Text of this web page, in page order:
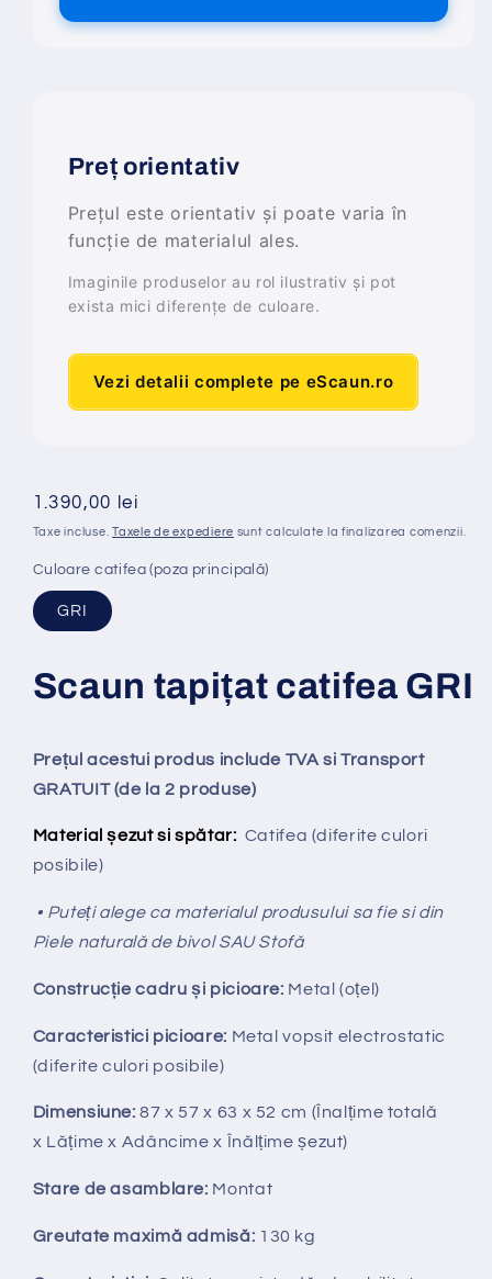
Preț orientativ
Prețul este orientativ și poate varia în
funcție de materialul ales.
Imaginile produselor au rol ilustrativ și pot
exista mici diferențe de culoare.
Vezi detalii complete pe eScaun.ro
Preț
obișnuit
1.390,00 lei
Taxe incluse.Taxele de expediere sunt calculate la finalizarea comenzii.
Culoare catifea (poza principală)
GRI
Scaun tapițat catifea GRI
Prețul acestui produs include TVA si Transport
GRATUIT (de la 2 produse)
Material șezut si spătar: Catifea (diferite culori
posibile)
• Puteți alege ca materialul produsului sa fie si din
Piele naturală de bivol SAU Stofă
Construcție cadru și picioare: Metal (oțel)
Caracteristici picioare: Metal vopsit electrostatic
(diferite culori posibile)
Dimensiune: 87 x 57 x 63 x 52 cm (Înalțime totală
x Lățime x Adâncime x Înălțime șezut)
Stare de asamblare: Montat
Greutate maximă admisă: 130 kg